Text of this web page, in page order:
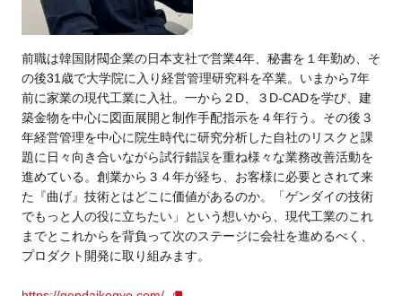
前職は韓国財閥企業の日本支社で営業4年、秘書を１年勤め、そ
の後31歳で大学院に入り経営管理研究科を卒業。いまから7年
前に家業の現代工業に入社。一から２D、３D-CADを学び、建
築金物を中心に図面展開と制作手配指示を４年行う。その後３
年経営管理を中心に院生時代に研究分析した自社のリスクと課
題に日々向き合いながら試行錯誤を重ね様々な業務改善活動を
進めている。創業から３４年が経ち、お客様に必要とされて来
た『曲げ』技術とはどこに価値があるのか。「ゲンダイの技術
でもっと人の役に立ちたい」という想いから、現代工業のこれ
までとこれからを背負って次のステージに会社を進めるべく、
プロダクト開発に取り組みます。